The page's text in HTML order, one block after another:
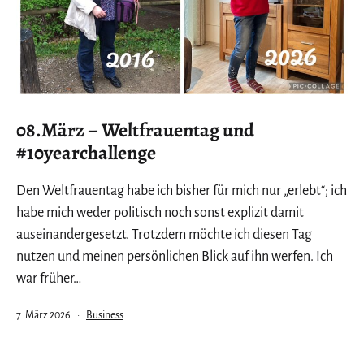
08.März – Weltfrauentag und
#10yearchallenge
Den Weltfrauentag habe ich bisher für mich nur „erlebt“; ich
habe mich weder politisch noch sonst explizit damit
auseinandergesetzt. Trotzdem möchte ich diesen Tag
nutzen und meinen persönlichen Blick auf ihn werfen. Ich
war früher…
Veröffentlicht
7. März 2026
Kategorisiert
Business